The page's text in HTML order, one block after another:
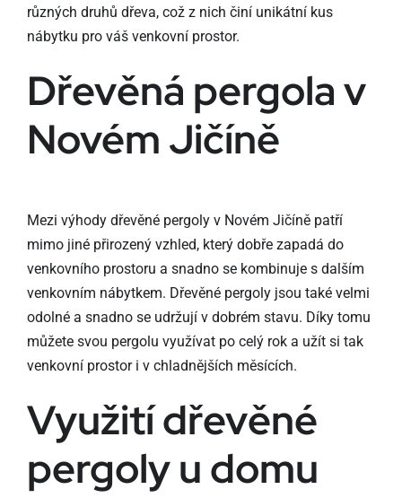
různých druhů dřeva, což z nich činí unikátní kus
nábytku pro váš venkovní prostor.
Dřevěná pergola v
Novém Jičíně
Mezi výhody dřevěné pergoly v Novém Jičíně patří
mimo jiné přirozený vzhled, který dobře zapadá do
venkovního prostoru a snadno se kombinuje s dalším
venkovním nábytkem. Dřevěné pergoly jsou také velmi
odolné a snadno se udržují v dobrém stavu. Díky tomu
můžete svou pergolu využívat po celý rok a užít si tak
venkovní prostor i v chladnějších měsících.
Využití dřevěné
pergoly u domu